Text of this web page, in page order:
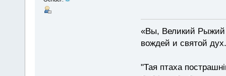
«Вы, Великий Рыжий
вождей и святой
"Тая птаха